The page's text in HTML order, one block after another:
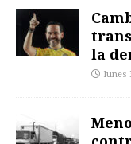
la
lunes